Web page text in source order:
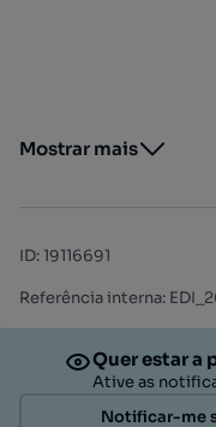
Mostrar mais
ID:19116691
Referência interna:
Quer estar a
Ative as
Notificar-me